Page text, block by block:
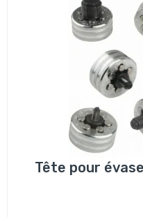
Tête pour